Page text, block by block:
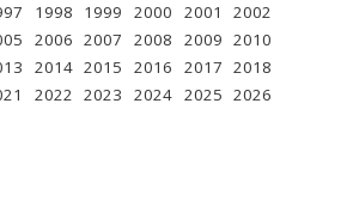
1998 1999 2000 2001
2002
2006 2007 2008 2009 2010
2014 2015 2016 2017 2018
2022 2023 2024 2025 2026